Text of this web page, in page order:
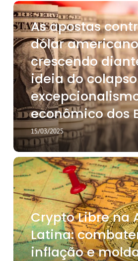
As
apostas
contra
o
dólar
americano
estão
crescendo
diante
da
ideia
do
colapso
do
excepcionalismo
econômico
dos
EUA
As apostas
dólar
crescendo
ideia do
econômico dos
15/03/2025
Crypto
Libre
na
América
Latina:
combatendo
a
inflação
e
Crypto Libre na
Latina:
inflação e